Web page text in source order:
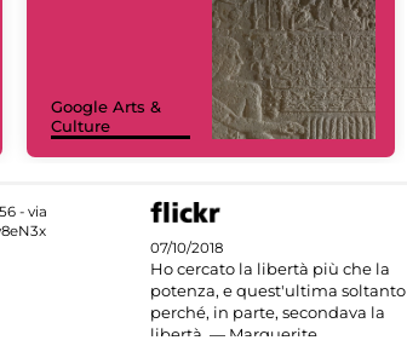
Google Arts &
Culture
07/10/2018
Ho cercato la libertà più che la
potenza, e quest'ultima soltanto
perché, in parte, secondava la
libertà. — Marguerite